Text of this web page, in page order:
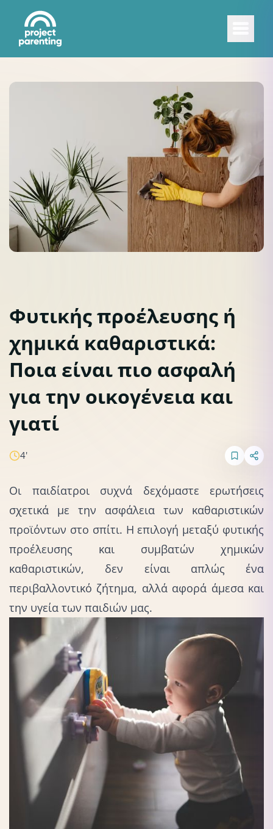
Υγιεινός τρόπος ζωής Lifestyle
Φυτικής προέλευσης ή
χημικά καθαριστικά:
Ποια είναι πιο ασφαλή
για την οικογένεια και
γιατί
4'
Οι παιδίατροι συχνά δεχόμαστε ερωτήσεις
σχετικά με την ασφάλεια των καθαριστικών
προϊόντων στο σπίτι. Η επιλογή μεταξύ φυτικής
προέλευσης και συμβατών χημικών
καθαριστικών, δεν είναι απλώς ένα
περιβαλλοντικό ζήτημα, αλλά αφορά άμεσα και
την υγεία των παιδιών μας.